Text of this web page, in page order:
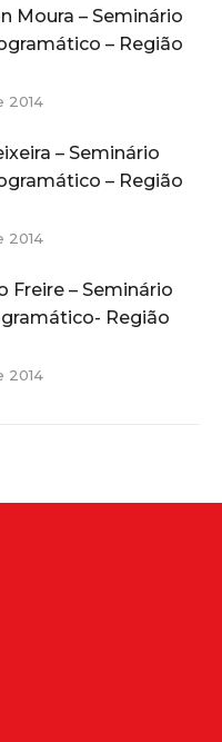
Moura – Seminário
– Região
2014
– Seminário
– Região
2014
Freire – Seminário
Região
2014